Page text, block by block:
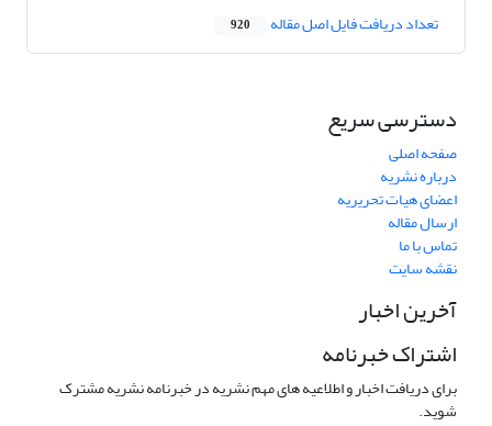
تعداد دریافت فایل اصل مقاله 920
دسترسی سریع
صفحه اصلی
درباره نشریه
اعضای هیات تحریریه
ارسال مقاله
تماس با ما
نقشه سایت
آخرین اخبار
اشتراک خبرنامه
برای دریافت اخبار و اطلاعیه های مهم نشریه در خبرنامه نشریه مشترک
شوید.